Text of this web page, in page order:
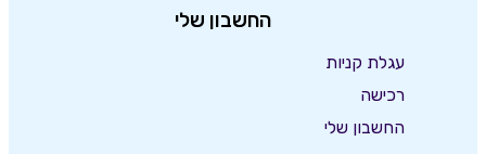
החשבון שלי
עגלת קניות
רכישה
החשבון שלי